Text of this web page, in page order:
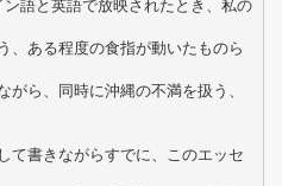
語と英語で放映されたとき、私の
、ある程度の食指が動いたものら
ら、同時に沖縄の不満を扱う、
て書きながらすでに、このエッセ